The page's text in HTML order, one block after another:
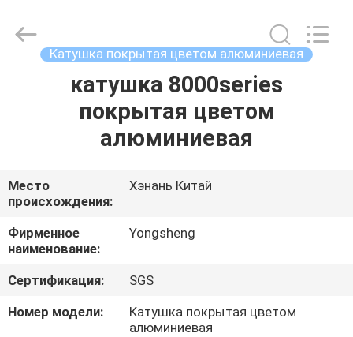
ПРОДУКТЫ
О
НАС
ПУТЕШЕСТВИЕ
ФАБРИКИ
Aluminum
Industry
Катушка покрытая цветом алюминиевая
катушка 8000series
покрытая цветом
алюминиевая
Место
происхождения:
Хэнань Китай
Фирменное
наименование:
Yongsheng
Сертификация:
SGS
Номер модели:
Катушка покрытая цветом
алюминиевая